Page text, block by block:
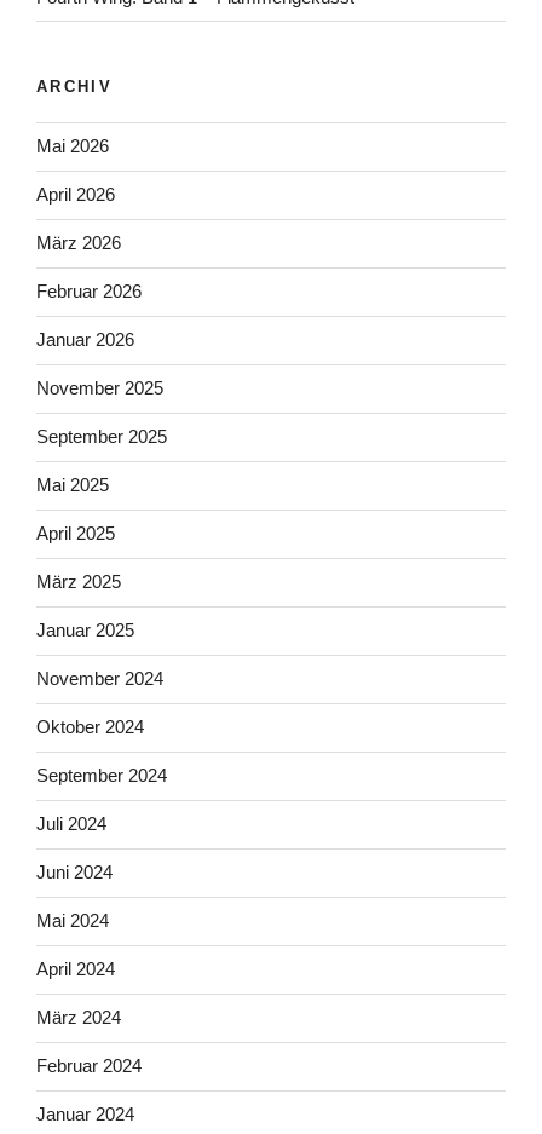
ARCHIV
Mai 2026
April 2026
März 2026
Februar 2026
Januar 2026
November 2025
September 2025
Mai 2025
April 2025
März 2025
Januar 2025
November 2024
Oktober 2024
September 2024
Juli 2024
Juni 2024
Mai 2024
April 2024
März 2024
Februar 2024
Januar 2024